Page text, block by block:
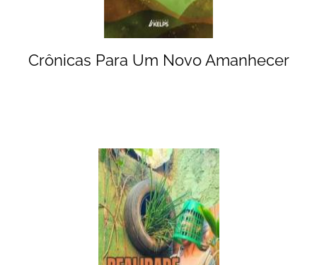
Crônicas Para Um Novo Amanhecer